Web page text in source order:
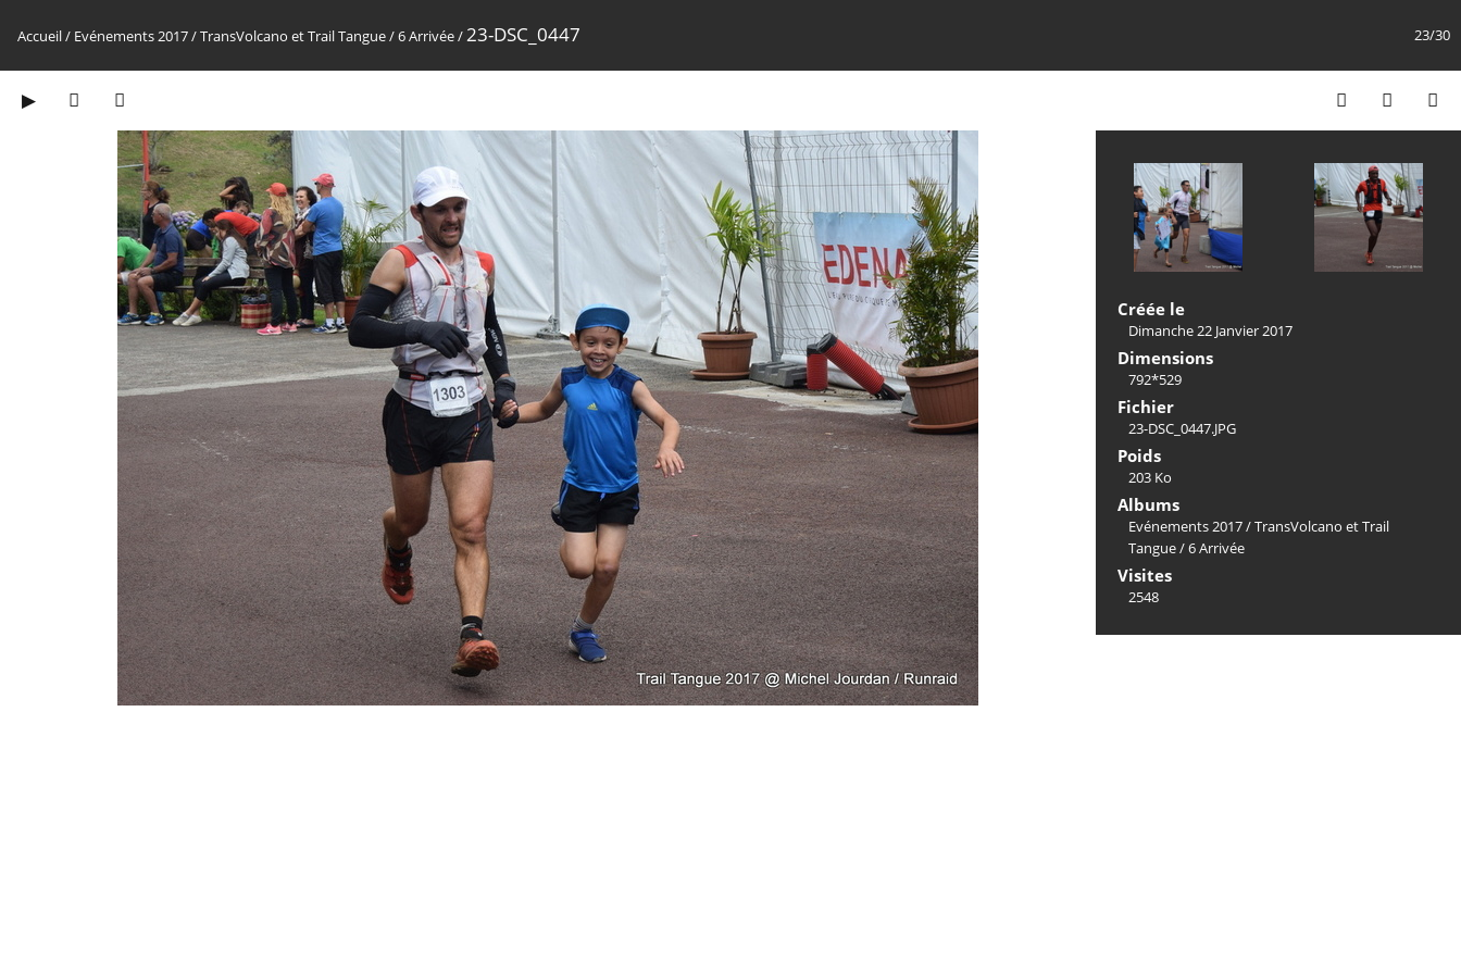
23/30
Accueil/ Evénements 2017/TransVolcano et Trail Tangue/6 Arrivée/23-DSC_0447
Créée le
Dimanche 22 Janvier 2017
Dimensions
792*529
Fichier
23-DSC_0447.JPG
Poids
203 Ko
Albums
Evénements 2017/TransVolcano et Trail
Tangue/6 Arrivée
Visites
2548